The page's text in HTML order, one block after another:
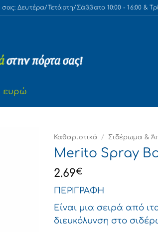
Δευτέρα/Τετάρτη/Σάββατο 10:00 - 16:00 &
ευρώ
Καθαριστικά / Σιδέρωμα &
Merito Spray
2.69€
ΠΕΡΙΓΡΑΦΗ
Είναι μια σειρά από
διευκόλυνση στο